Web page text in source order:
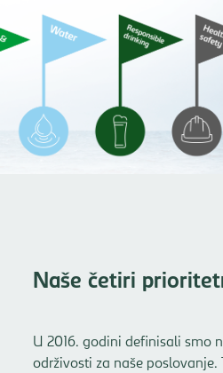
Naše četiri
U 2016. godini definisali smo
održivosti za naše